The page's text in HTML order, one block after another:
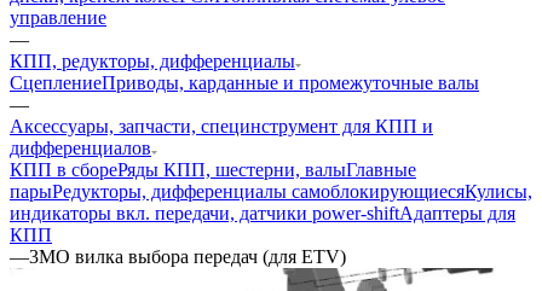
управление
—
КПП, редукторы, дифференциалы
СцеплениеПриводы, карданные и промежуточные валы
—
Аксессуары, запчасти, специнструмент для КПП и
дифференциалов
КПП в сбореРяды КПП, шестерни, валыГлавные
парыРедукторы, дифференциалы самоблокирующиесяКулисы,
индикаторы вкл. передачи, датчики power-shiftАдаптеры для
КПП
—3MO вилка выбора передач (для ETV)